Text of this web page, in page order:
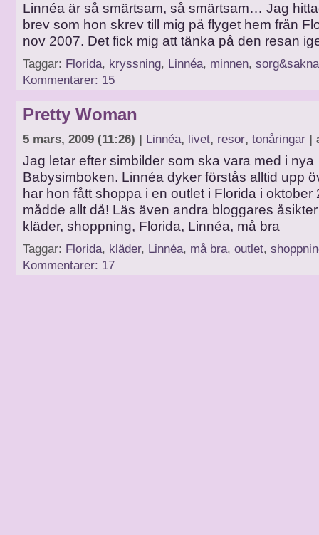
Linnéa är så smärtsam, så smärtsam… Jag
brev som hon skrev till mig på flyget hem från
nov 2007. Det fick mig att tänka på den resan
Taggar: Florida, kryssning, Linnéa, minnen,
Kommentarer: 15
Pretty Woman
5 mars, 2009 (11:26) | Linnéa, livet, resor, tonåringar |
Jag letar efter simbilder som ska vara med i nya
Babysimboken. Linnéa dyker förstås alltid upp
har hon fått shoppa i en outlet i Florida i oktober
mådde allt då! Läs även andra bloggares
kläder, shoppning, Florida, Linnéa, må bra
Taggar: Florida, kläder, Linnéa, må bra, outlet,
Kommentarer: 17